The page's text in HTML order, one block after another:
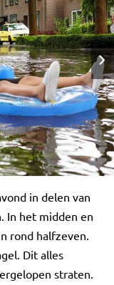
in delen van
In het midden en
rond halfzeven.
Dit alles
straten.